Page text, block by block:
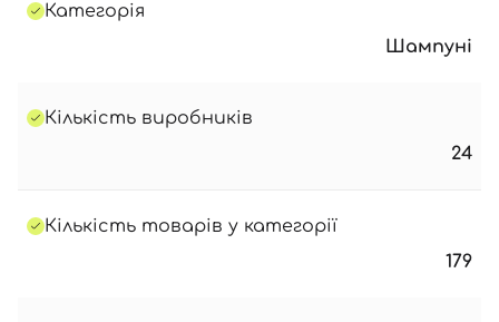
Категорія
Шампуні
Кількість виробників
24
Кількість товарів у категорії
179